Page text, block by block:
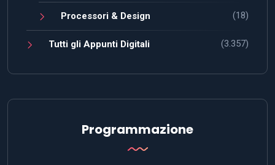
Processori & Design (18)
Tutti gli Appunti Digitali (3.357)
Programmazione